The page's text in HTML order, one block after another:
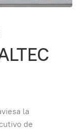
la
de